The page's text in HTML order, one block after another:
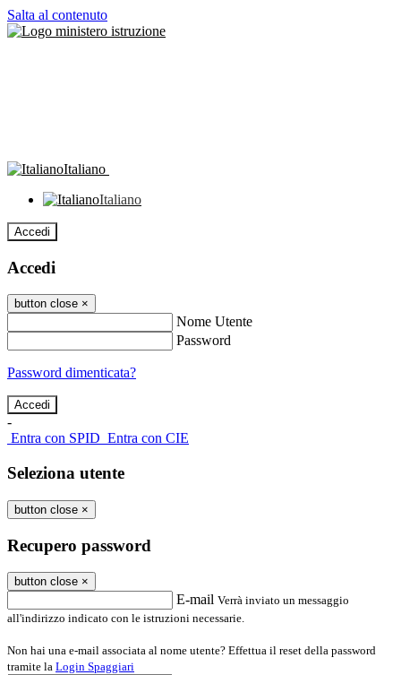
Salta al contenuto
Italiano
Italiano
Accedi
Accedi
button close ×
Nome Utente
Password
Password dimenticata?
-
Entra con SPID Entra con CIE
Seleziona utente
button close ×
Recupero password
button close ×
E-mail Verrà inviato un messaggio
all'indirizzo indicato con le istruzioni necessarie.
Non hai una e-mail associata al nome utente? Effettua il reset della password
tramite la Login Spaggiari